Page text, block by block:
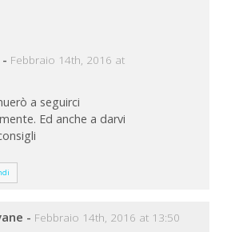
- Febbraio 14th, 2016 at
a seguirci
Ed anche a darvi
- Febbraio 14th, 2016 at 13:50